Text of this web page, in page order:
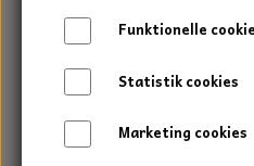
HAVE/
UNIVERSALE REMME
TRAKTOR/
Funktionelle
Statistik cookies
Marketing cookies